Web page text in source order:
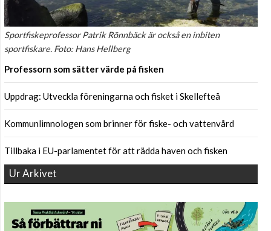
Sportfiskeprofessor Patrik Rönnbäck är också en inbiten
sportfiskare. Foto: Hans Hellberg
Professorn som sätter värde på fisken
Uppdrag: Utveckla föreningarna och fisket i Skellefteå
Kommunlimnologen som brinner för fiske- och vattenvård
Tillbaka i EU-parlamentet för att rädda haven och fisken
Ur Arkivet